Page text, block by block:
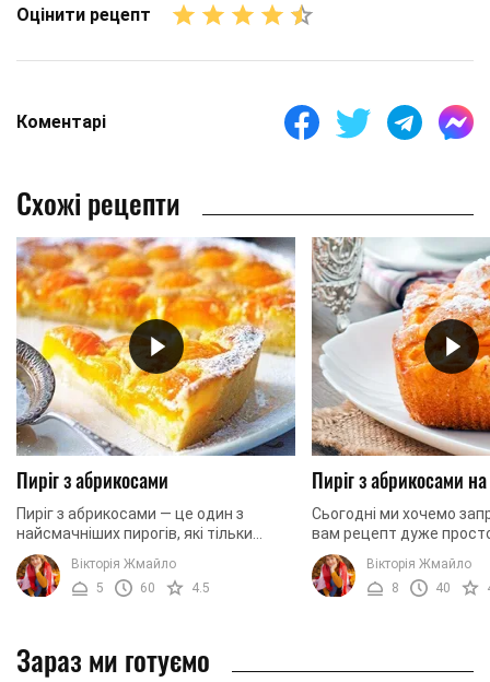
Оцінити рецепт
Коментарі
Схожі рецепти
Пиріг з абрикосами
Пиріг з абрикосами — це один з
найсмачніших пирогів, які тільки
можна приготувати на домашній
кухні. Ми пропонуємо вам освоїти
рецепт простого ...
Вікторія Жмайло
5
60 4.5
Пиріг з абрикосами на
Сьогодні ми хочемо
вам рецепт дуже
неймовірно смачного
приготування якого
доведеться витрачати
Вікторія Жмайло
8
40
Зараз ми готуємо